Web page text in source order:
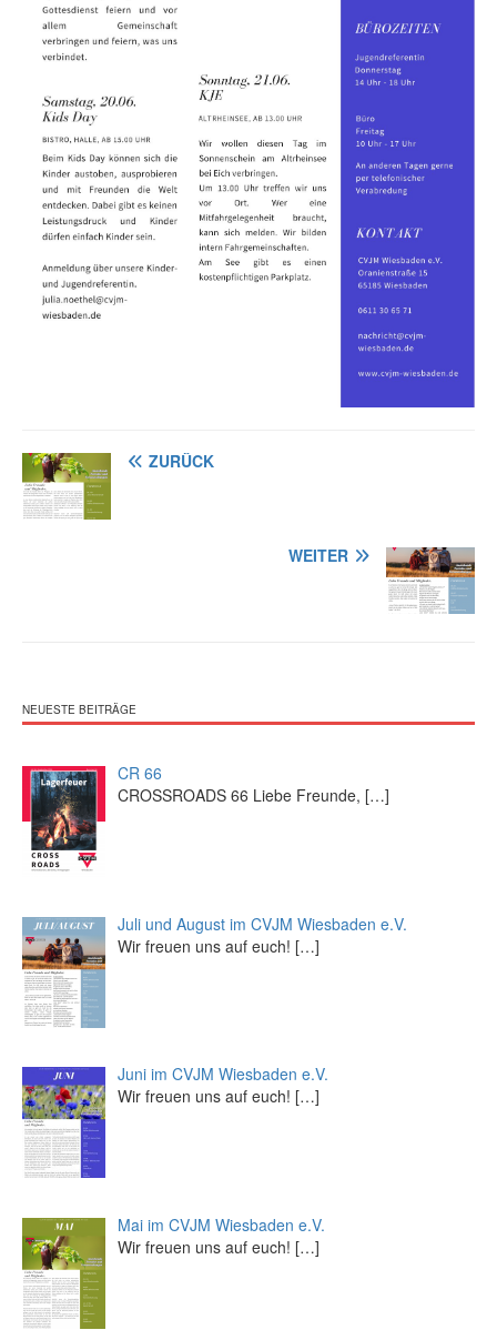
ZURÜCK
WEITER
NEUESTE BEITRÄGE
CR 66
CROSSROADS 66 Liebe Freunde, […]
Juli und August im CVJM Wiesbaden e.V.
Wir freuen uns auf euch! […]
Juni im CVJM Wiesbaden e.V.
Wir freuen uns auf euch! […]
Mai im CVJM Wiesbaden e.V.
Wir freuen uns auf euch! […]